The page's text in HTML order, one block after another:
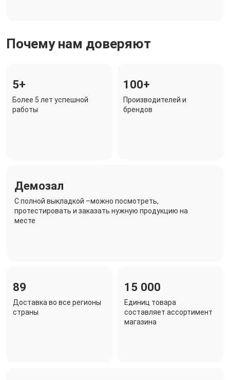
Почему нам доверяют
5+
Более 5 лет успешной
работы
100+
Производителей и
брендов
Демозал
C полной выкладкой –можно посмотреть,
протестировать и заказать нужную продукцию на
месте
89
Доставка во все регионы
страны
15 000
Единиц товара
составляет ассортимент
магазина